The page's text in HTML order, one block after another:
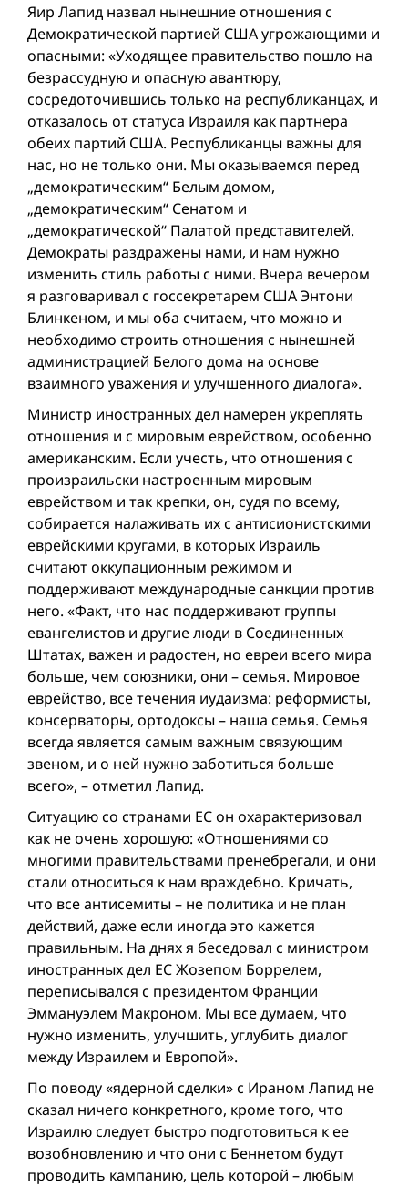
Яир Лапид назвал нынешние отношения с
Демократической партией США угрожающими и
опасными: «Уходящее правительство пошло на
безрассудную и опасную авантюру,
сосредоточившись только на республиканцах, и
отказалось от статуса Израиля как партнера
обеих партий США. Республиканцы важны для
нас, но не только они. Мы оказываемся перед
„демократическим“ Белым домом,
„демократическим“ Сенатом и
„демократической“ Палатой представителей.
Демократы раздражены нами, и нам нужно
изменить стиль работы с ними. Вчера вечером
я разговаривал с госсекретарем США Энтони
Блинкеном, и мы оба считаем, что можно и
необходимо строить отношения с нынешней
администрацией Белого дома на основе
взаимного уважения и улучшенного диалога».
Министр иностранных дел намерен укреплять
отношения и с мировым еврейством, особенно
американским. Если учесть, что отношения с
произраильски настроенным мировым
еврейством и так крепки, он, судя по всему,
собирается налаживать их с антисионистскими
еврейскими кругами, в которых Израиль
считают оккупационным режимом и
поддерживают международные санкции против
него. «Факт, что нас поддерживают группы
евангелистов и другие люди в Соединенных
Штатах, важен и радостен, но евреи всего мира
больше, чем союзники, они – семья. Мировое
еврейство, все течения иудаизма: реформисты,
консерваторы, ортодоксы – наша семья. Семья
всегда является самым важным связующим
звеном, и о ней нужно заботиться больше
всего», – отметил Лапид.
Ситуацию со странами ЕС он охарактеризовал
как не очень хорошую: «Отношениями со
многими правительствами пренебрегали, и они
стали относиться к нам враждебно. Кричать,
что все антисемиты – не политика и не план
действий, даже если иногда это кажется
правильным. На днях я беседовал с министром
иностранных дел ЕС Жозепом Боррелем,
переписывался с президентом Франции
Эммануэлем Макроном. Мы все думаем, что
нужно изменить, улучшить, углубить диалог
между Израилем и Европой».
По поводу «ядерной сделки» с Ираном Лапид не
сказал ничего конкретного, кроме того, что
Израилю следует быстро подготовиться к ее
возобновлению и что они с Беннетом будут
проводить кампанию, цель которой – любым